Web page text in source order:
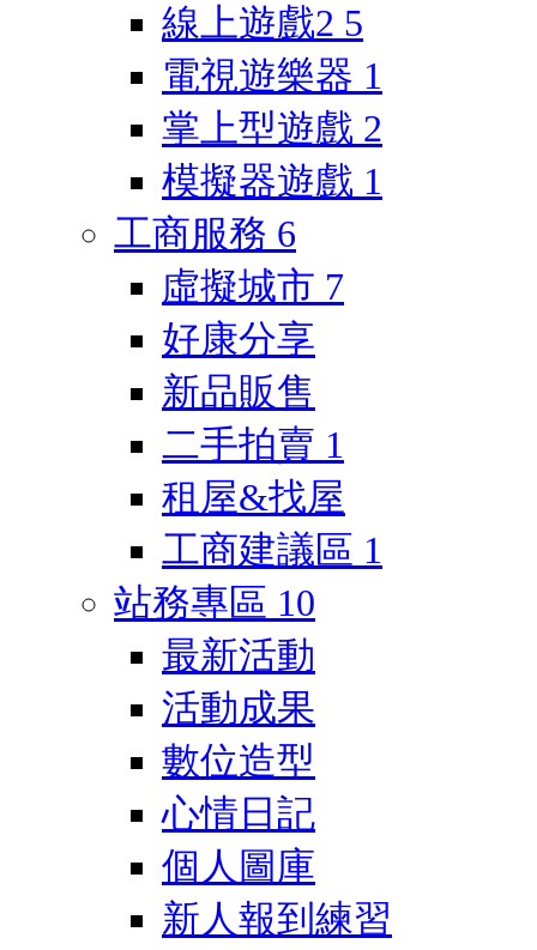
線上遊戲2 5
電視遊樂器 1
掌上型遊戲 2
模擬器遊戲 1
工商服務 6
虛擬城市 7
好康分享
新品販售
二手拍賣 1
租屋&找屋
工商建議區 1
站務專區 10
最新活動
活動成果
數位造型
心情日記
個人圖庫
新人報到練習